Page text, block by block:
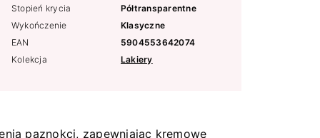
Stopień krycia
Półtransparentne
Wykończenie
Klasyczne
EAN
5904553642074
Kolekcja
Lakiery
paznokci, zapewniając kremowe